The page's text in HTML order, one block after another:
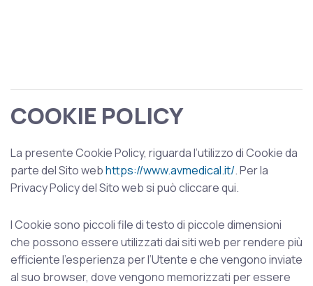
COOKIE POLICY
La presente Cookie Policy, riguarda l’utilizzo di Cookie da
parte del Sito webhttps://www.avmedical.it/. Per la
Privacy Policy del Sito web si può cliccare qui.
I Cookie sono piccoli file di testo di piccole dimensioni
che possono essere utilizzati dai siti web per rendere più
efficiente l’esperienza per l’Utente e che vengono inviate
al suo browser, dove vengono memorizzati per essere